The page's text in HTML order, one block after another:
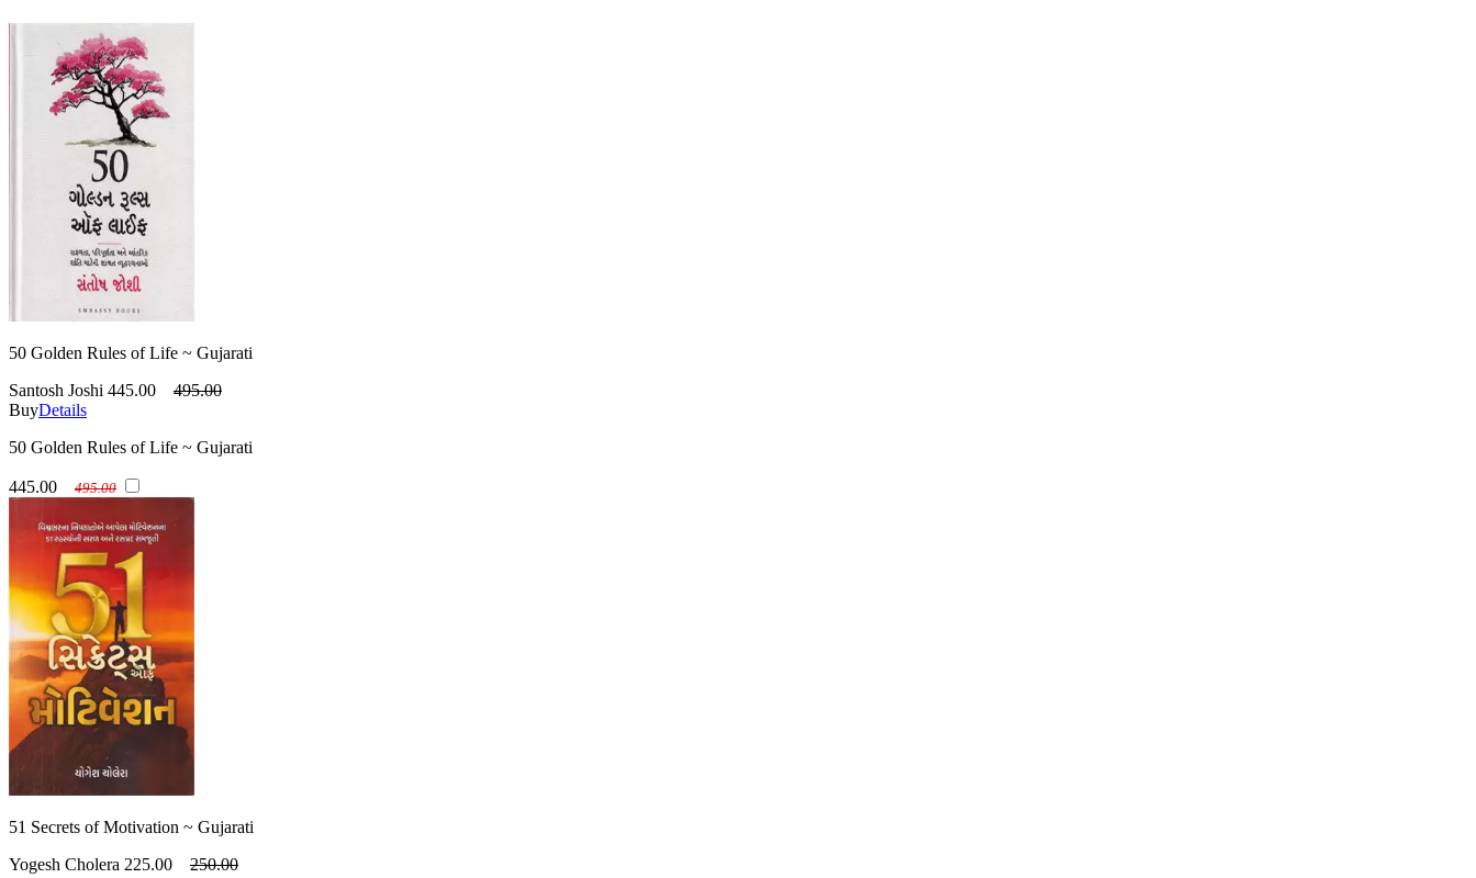
50 Golden Rules of Life ~ Gujarati
Santosh Joshi 445.00
495.00
BuyDetails
50 Golden Rules of Life ~ Gujarati
445.00 495.00
51 Secrets of Motivation ~ Gujarati
Yogesh Cholera 225.00
250.00